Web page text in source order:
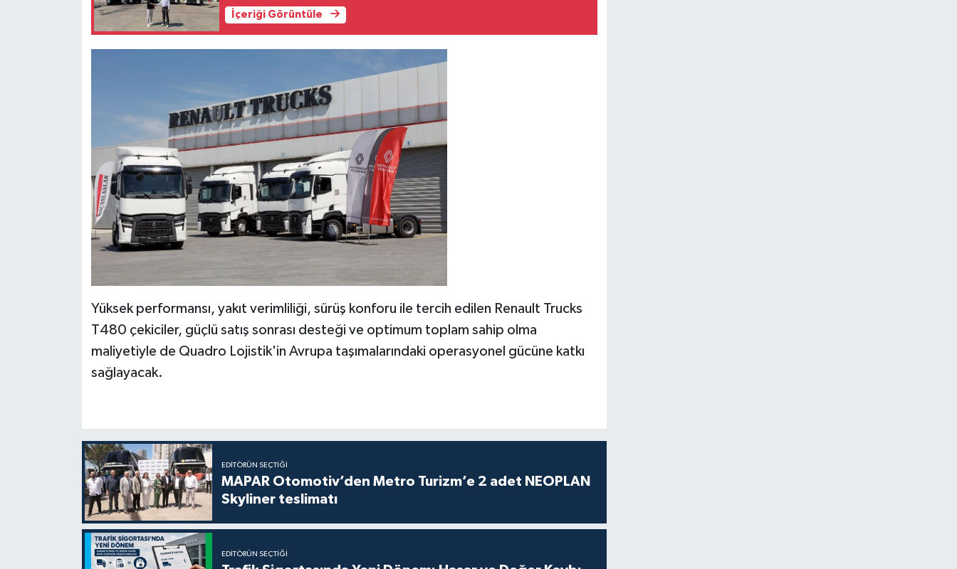
İçeriği Görüntüle
Yüksek performansı, yakıt verimliliği, sürüş konforu ile tercih edilen Renault Trucks
T480 çekiciler, güçlü satış sonrası desteği ve optimum toplam sahip olma
maliyetiyle de Quadro Lojistik'in Avrupa taşımalarındaki operasyonel gücüne katkı
sağlayacak.
EDITÖRÜN SEÇTIĞI
MAPAR Otomotiv’den Metro Turizm’e 2 adet NEOPLAN
Skyliner teslimatı
EDITÖRÜN SEÇTIĞI